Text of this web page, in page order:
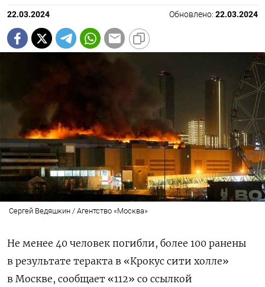
22.03.2024 Обновлено: 22.03.2024
Сергей Ведяшкин / Агентство «Москва»
Не менее 40 человек погибли, более 100 ранены
в результате теракта в «Крокус сити холле»
в Москве, сообщает «112» со ссылкой